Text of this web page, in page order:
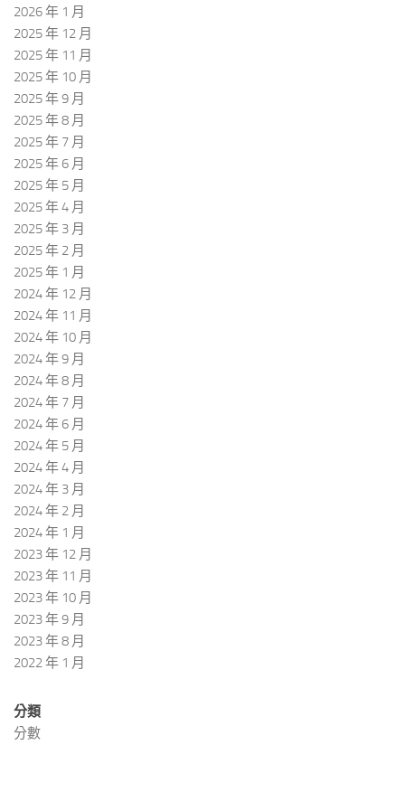
2026 年 1 月
2025 年 12 月
2025 年 11 月
2025 年 10 月
2025 年 9 月
2025 年 8 月
2025 年 7 月
2025 年 6 月
2025 年 5 月
2025 年 4 月
2025 年 3 月
2025 年 2 月
2025 年 1 月
2024 年 12 月
2024 年 11 月
2024 年 10 月
2024 年 9 月
2024 年 8 月
2024 年 7 月
2024 年 6 月
2024 年 5 月
2024 年 4 月
2024 年 3 月
2024 年 2 月
2024 年 1 月
2023 年 12 月
2023 年 11 月
2023 年 10 月
2023 年 9 月
2023 年 8 月
2022 年 1 月
分類
分數